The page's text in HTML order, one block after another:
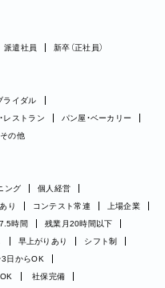
派遣社員 新卒（正社員）
ライダル
レストラン
パン屋・ベーカリー
その他
ング
個人経営
り コンテスト常連
上場企業
時間
残業月20時間以下
早上がりあり
シフト制
3日からOK
社保完備